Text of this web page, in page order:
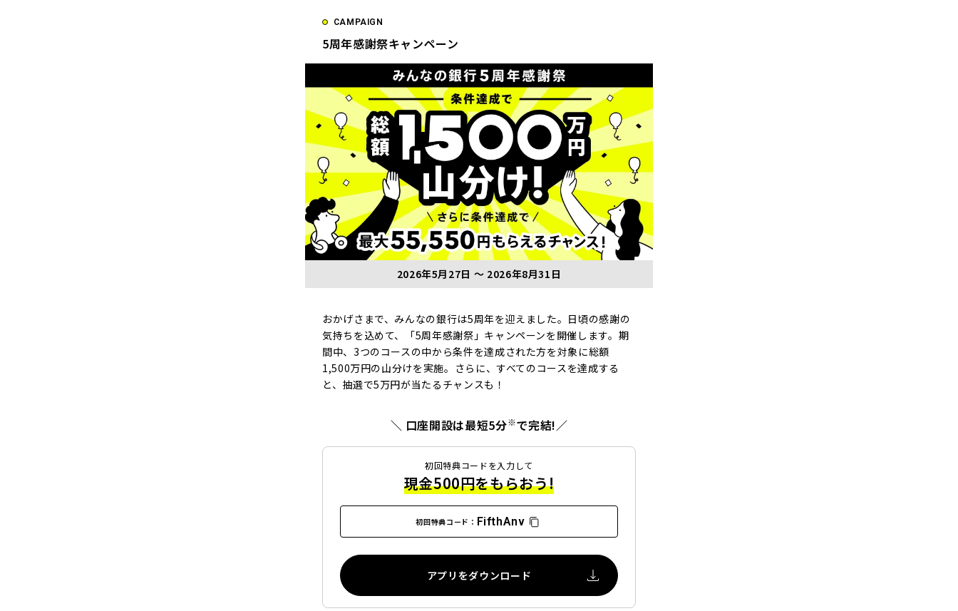
CAMPAIGN
5周年感謝祭キャンペーン
2026年5月27日 ～ 2026年8月31日
おかげさまで、みんなの銀行は5周年を迎えました。日頃の感謝の
気持ちを込めて、「5周年感謝祭」キャンペーンを開催します。期
間中、3つのコースの中から条件を達成された方を対象に総額
1,500万円の山分けを実施。さらに、すべてのコースを達成する
と、抽選で5万円が当たるチャンスも！
＼ 口座開設は最短5分※で完結!／
初回特典コードを入力して
現金500円をもらおう!
初回特典コード： FifthAnv
アプリをダウンロード